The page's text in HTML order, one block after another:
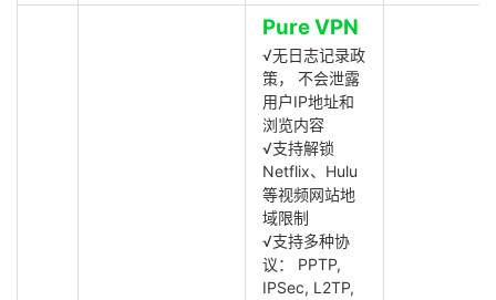
Pure VPN
√无日志记录政
策， 不会泄露
用户IP地址和
浏览内容
√支持解锁
Netflix、Hulu
等视频网站地
域限制
√支持多种协
议： PPTP,
IPSec, L2TP,